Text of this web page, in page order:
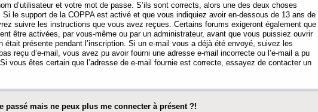
d’utilisateur et votre mot de passe. S’ils sont corrects, alors une des deux choses
Si le support de la COPPA est activé et que vous indiquiez avoir en-dessous de 13 ans de
suivre les instructions que vous avez reçues. Certains forums exigeront également que
être activées, par vous-même ou par un administrateur, avant que vous puissiez ouvrir
était présente pendant l’inscription. Si un e-mail vous a déjà été envoyé, suivez les
reçu d’e-mail, vous avez pu avoir fourni une adresse e-mail incorrecte ou l’e-mail a pu
vous êtes certain que l’adresse de e-mail fournie est correcte, essayez de contacter un
passé mais ne peux plus me connecter à présent ?!